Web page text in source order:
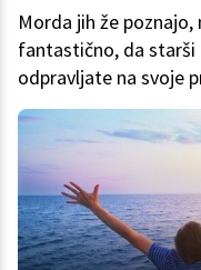
Morda jih že
fantastično, da starši
odpravljate na svoje